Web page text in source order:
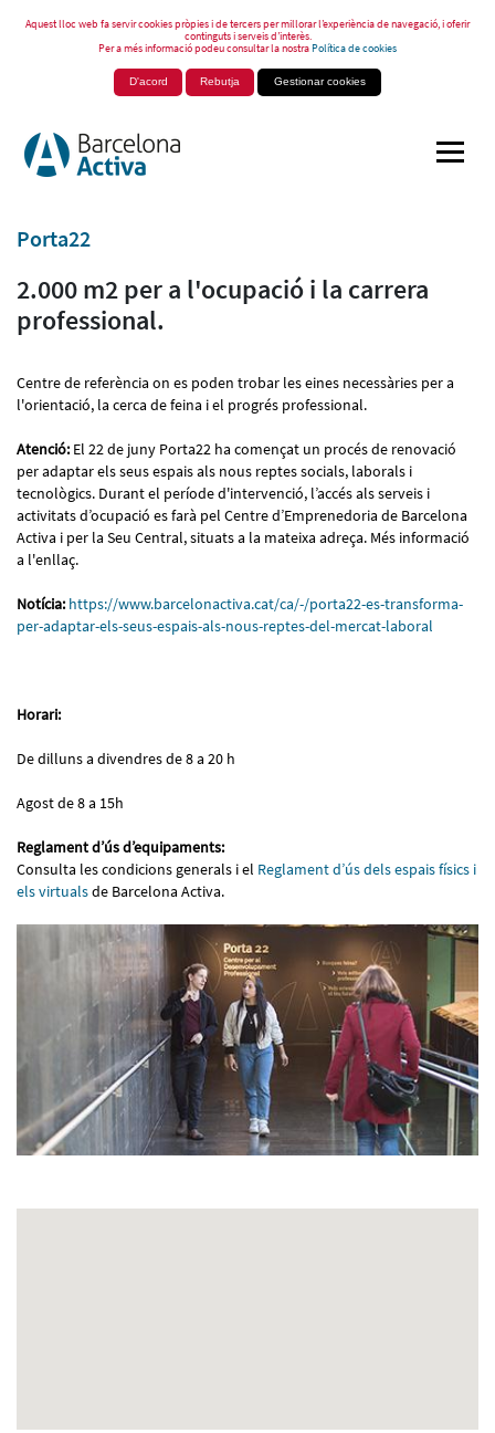
Aquest lloc web fa servir cookies pròpies i de tercers per millorar l’experiència de navegació, i oferir
continguts i serveis d’interès.
Per a més informació podeu consultar la nostraPolítica de cookies
D'acord Rebutja Gestionar cookies
Porta22
2.000 m2 per a l'ocupació i la carrera
professional.
Centre de referència on es poden trobar les eines necessàries per a
l'orientació, la cerca de feina i el progrés professional.
Atenció: El 22 de juny Porta22 ha començat un procés de renovació
per adaptar els seus espais als nous reptes socials, laborals i
tecnològics. Durant el període d'intervenció, l’accés als serveis i
activitats d’ocupació es farà pel Centre d’Emprenedoria de Barcelona
Activa i per la Seu Central, situats a la mateixa adreça. Més informació
a l'enllaç.
Notícia: https://www.barcelonactiva.cat/ca/-/porta22-es-transforma-
per-adaptar-els-seus-espais-als-nous-reptes-del-mercat-laboral
Horari:
De dilluns a divendres de 8 a 20 h
Agost de 8 a 15h
Reglament d’ús d’equipaments:
Consulta les condicions generals i el Reglament d’ús dels espais físics i
els virtualsde Barcelona Activa.